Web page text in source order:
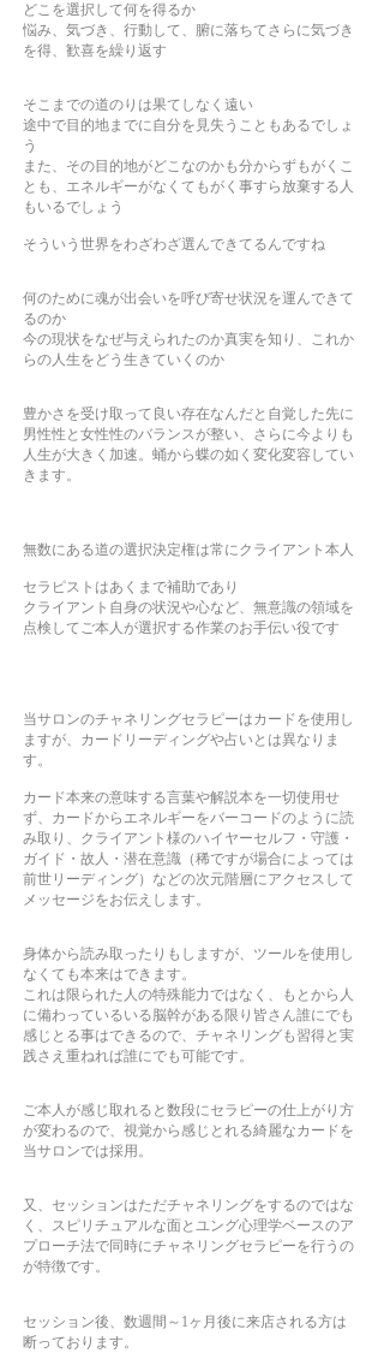
どこを選択して何を得るか
悩み、気づき、行動して、腑に落ちてさらに気づき
を得、歓喜を繰り返す
そこまでの道のりは果てしなく遠い
途中で目的地までに自分を見失うこともあるでしょ
う
また、その目的地がどこなのかも分からずもがくこ
とも、エネルギーがなくてもがく事すら放棄する人
もいるでしょう
そういう世界をわざわざ選んできてるんですね
何のために魂が出会いを呼び寄せ状況を運んできて
るのか
今の現状をなぜ与えられたのか真実を知り、これか
らの人生をどう生きていくのか
豊かさを受け取って良い存在なんだと自覚した先に
男性性と女性性のバランスが整い、さらに今よりも
人生が大きく加速。蛹から蝶の如く変化変容してい
きます。
無数にある道の選択決定権は常にクライアント本人
セラピストはあくまで補助であり
クライアント自身の状況や心など、無意識の領域を
点検してご本人が選択する作業のお手伝い役です
当サロンのチャネリングセラピーはカードを使用し
ますが、カードリーディングや占いとは異なりま
す。
カード本来の意味する言葉や解説本を一切使用せ
ず、カードからエネルギーをバーコードのように読
み取り、クライアント様のハイヤーセルフ・守護・
ガイド・故人・潜在意識（稀ですが場合によっては
前世リーディング）などの次元階層にアクセスして
メッセージをお伝えします。
身体から読み取ったりもしますが、ツールを使用し
なくても本来はできます。
これは限られた人の特殊能力ではなく、もとから人
に備わっているいる脳幹がある限り皆さん誰にでも
感じとる事はできるので、チャネリングも習得と実
践さえ重ねれば誰にでも可能です。
ご本人が感じ取れると数段にセラピーの仕上がり方
が変わるので、視覚から感じとれる綺麗なカードを
当サロンでは採用。
又、セッションはただチャネリングをするのではな
く、スピリチュアルな面とユング心理学ベースのア
プローチ法で同時にチャネリングセラピーを行うの
が特徴です。
セッション後、数週間～1ヶ月後に来店される方は
断っております。